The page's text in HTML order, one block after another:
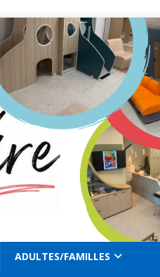
ADULTES/FAMILLES